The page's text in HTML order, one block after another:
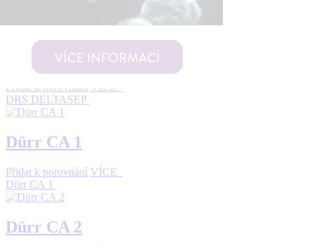
Úvod do problematiky
DRS DELTASEP
Přidat k porovnání VÍCE
DRS DELTASEP
Dürr CA 1
Přidat k porovnání VÍCE
Dürr CA 1
Dürr CA 2